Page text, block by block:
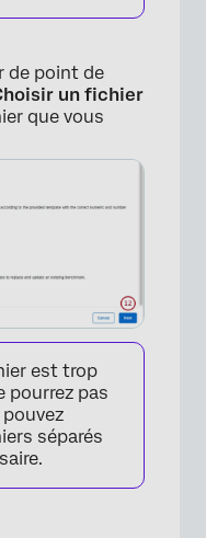
de point de
un fichier
que vous
est trop
pourrez pas
séparés